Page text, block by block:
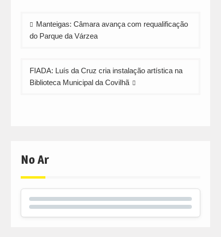
Navegação
de
Manteigas: Câmara avança com requalificação
do Parque da Várzea
FIADA: Luís da Cruz cria instalação artística na
Biblioteca Municipal da Covilhã
No Ar